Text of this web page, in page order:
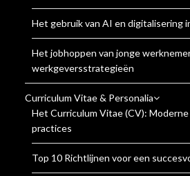
Het gebruik van AI en digitalisering
Het jobhoppen van jonge
werkgeversstrategieën
Curriculum Vitae & Personalia
Het Curriculum Vitae (CV):
practices
Top 10 Richtlijnen voor een